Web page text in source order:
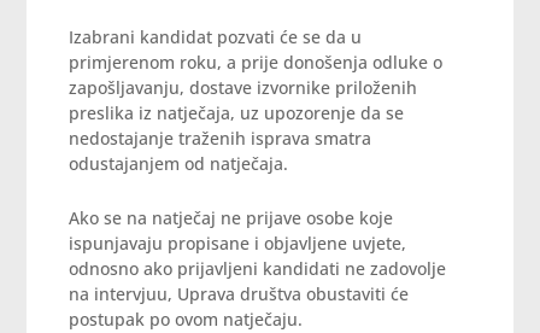
Izabrani kandidat pozvati će se da u
primjerenom roku, a prije donošenja odluke o
zapošljavanju, dostave izvornike priloženih
preslika iz natječaja, uz upozorenje da se
nedostajanje traženih isprava smatra
odustajanjem od natječaja.
Ako se na natječaj ne prijave osobe koje
ispunjavaju propisane i objavljene uvjete,
odnosno ako prijavljeni kandidati ne zadovolje
na intervjuu, Uprava društva obustaviti će
postupak po ovom natječaju.